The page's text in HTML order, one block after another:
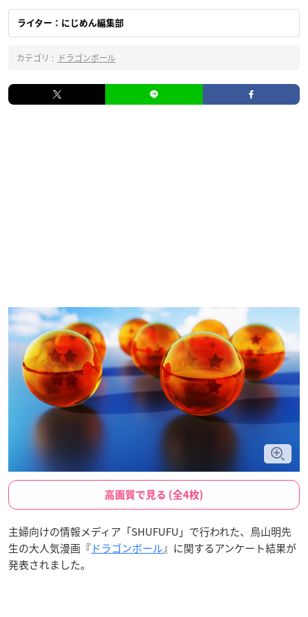
ライター：にじめん編集部
カテゴリ : ドラゴンボール
高画質で見る (全4枚)
主婦向けの情報メディア「SHUFUFU」で行われた、鳥山明先
生の大人気漫画『ドラゴンボール』に関するアンケート結果が
発表されました。